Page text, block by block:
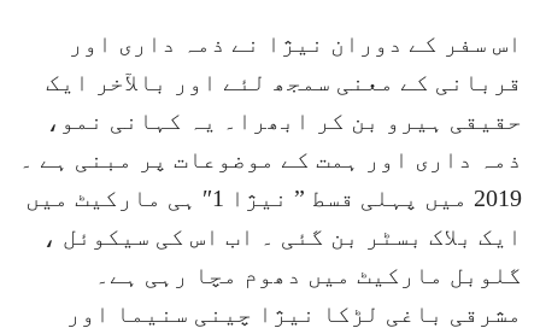
اس سفر کے دوران نیژا نے ذمہ داری اور
قربانی کے معنی سمجھ لئے اور بالآخر ایک
حقیقی ہیرو بن کر ابھرا۔ یہ کہانی نمو،
ذمہ داری اور ہمت کے موضوعات پر مبنی ہے ۔
2019 میں پہلی قسط ” نیژا 1″ ہی مارکیٹ میں
ایک بلاک بسٹر بن گئی ۔ اب اس کی سیکوئل ،
گلوبل مارکیٹ میں دھوم مچا رہی ہے۔
مشرقی باغی لڑکا نیژا چینی سنیما اور